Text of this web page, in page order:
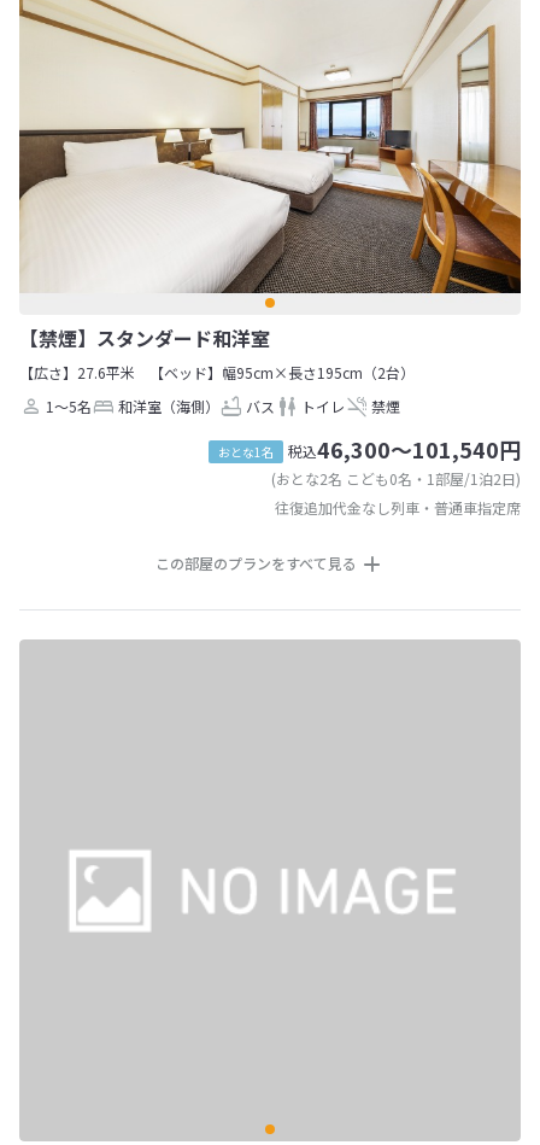
【禁煙】スタンダード和洋室
【広さ】27.6平米
【ベッド】幅95cm×長さ195cm（2台）
1～5名
和洋室（海側） バス トイレ 禁煙
おとな1名 税込46,300～101,540円
(おとな2名 こども0名・1部屋/1泊2日)
往復追加代金なし列車・普通車指定席
この部屋のプランをすべて見る